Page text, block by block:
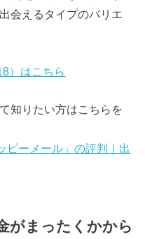
会えるタイプのバリエ
）はこちら
知りたい方はこちらを
ピーメール」の評判｜出
がまったくかから